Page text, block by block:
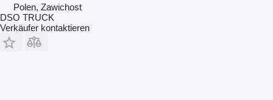
Polen, Zawichost
DSO TRUCK
Verkäufer kontaktieren